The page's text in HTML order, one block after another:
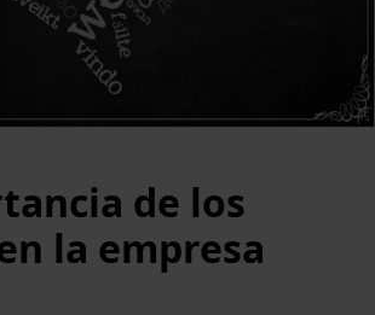
de los
la empresa